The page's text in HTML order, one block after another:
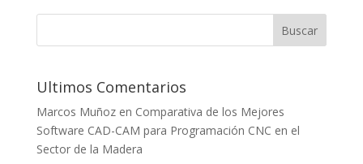
Ultimos Comentarios
Marcos Muñozen Comparativa de los Mejores
Software CAD-CAM para Programación CNC en el
Sector de la Madera